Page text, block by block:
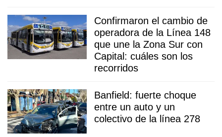
Confirmaron el cambio de
operadora de la Línea 148
que une la Zona Sur con
Capital: cuáles son los
recorridos
Banfield: fuerte choque
entre un auto y un
colectivo de la línea 278